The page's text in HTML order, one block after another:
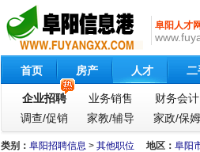
阜阳人才网
首页 房产 人才 二
企业招聘 业务销售 财务会计
调查/促销
家教/辅导 家政/保姆
类别： 阜阳招聘信息 > 其他职位 地区： 阜阳